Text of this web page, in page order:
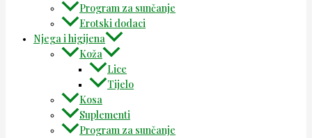
Program za sunčanje
Erotski dodaci
Njega i higijena
Koža
Lice
Tijelo
Kosa
Suplementi
Program za sunčanje